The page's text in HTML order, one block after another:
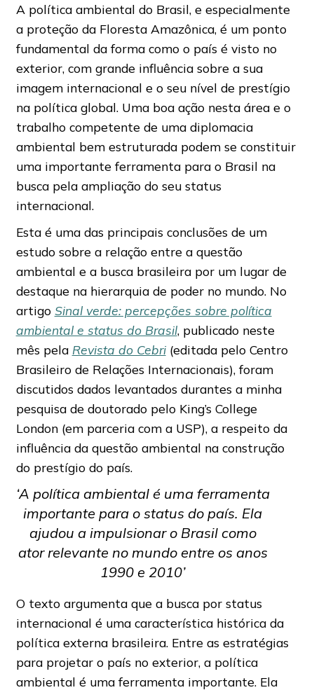
A política ambiental do Brasil, e especialmente
a proteção da Floresta Amazônica, é um ponto
fundamental da forma como o país é visto no
exterior, com grande influência sobre a sua
imagem internacional e o seu nível de prestígio
na política global. Uma boa ação nesta área e o
trabalho competente de uma diplomacia
ambiental bem estruturada podem se constituir
uma importante ferramenta para o Brasil na
busca pela ampliação do seu status
internacional.
Esta é uma das principais conclusões de um
estudo sobre a relação entre a questão
ambiental e a busca brasileira por um lugar de
destaque na hierarquia de poder no mundo. No
artigo Sinal verde: percepções sobre política
ambiental e status do Brasil, publicado neste
mês pela Revista do Cebri(editada pelo Centro
Brasileiro de Relações Internacionais), foram
discutidos dados levantados durantes a minha
pesquisa de doutorado pelo King’s College
London (em parceria com a USP), a respeito da
influência da questão ambiental na construção
do prestígio do país.
‘A política ambiental é uma ferramenta
importante para o status do país. Ela
ajudou a impulsionar o Brasil como
ator relevante no mundo entre os anos
1990 e 2010’
O texto argumenta que a busca por status
internacional é uma característica histórica da
política externa brasileira. Entre as estratégias
para projetar o país no exterior, a política
ambiental é uma ferramenta importante. Ela